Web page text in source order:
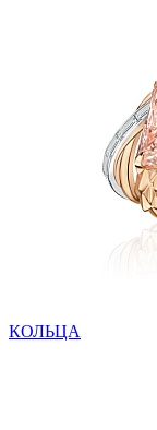
КОЛЬЦА